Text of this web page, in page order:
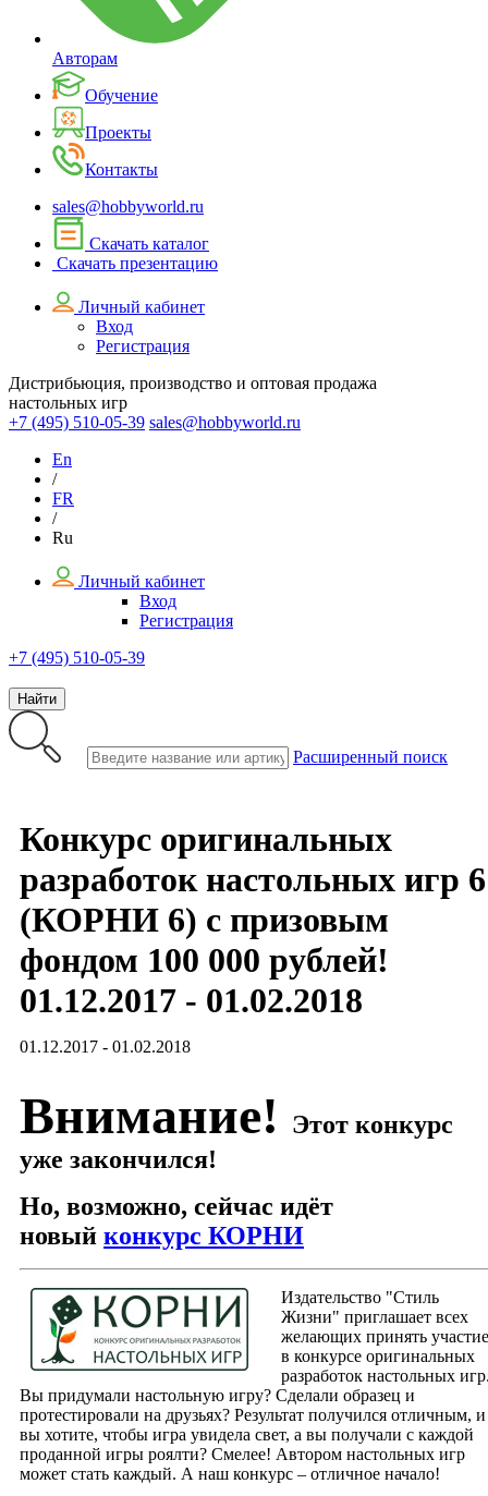
Авторам
Обучение
Проекты
Контакты
sales@hobbyworld.ru
Скачать каталог
Скачать презентацию
Личный кабинет
Вход
Регистрация
Дистрибьюция, производство и оптовая продажа
настольных игр
+7 (495) 510-05-39 sales@hobbyworld.ru
En
/
FR
/
Ru
Личный кабинет
Вход
Регистрация
+7 (495) 510-05-39
Найти
Расширенный поиск
Конкурс оригинальных
разработок настольных игр 6
(КОРНИ 6) с призовым
фондом 100 000 рублей!
01.12.2017 - 01.02.2018
01.12.2017 - 01.02.2018
Внимание!
Этот конкурс
уже закончился!
Но, возможно, сейчас идёт
новый конкурс КОРНИ
Издательство "Стиль
Жизни" приглашает всех
желающих принять участие
в конкурсе оригинальных
разработок настольных
Вы придумали настольную игру? Сделали образец и
протестировали на друзьях? Результат получился отличным, и
вы хотите, чтобы игра увидела свет, а вы получали с каждой
проданной игры роялти? Смелее! Автором настольных игр
может стать каждый. А наш конкурс – отличное начало!